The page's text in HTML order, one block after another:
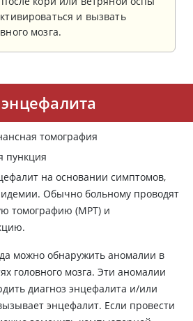
и вызвать
мозга.
томография
пункция
на основании симптомов,
Обычно больному проводят
томографию (МРТ) и
можно обнаружить аномалии в
головного мозга. Эти аномалии
диагноз энцефалита и/или
энцефалит. Если провести